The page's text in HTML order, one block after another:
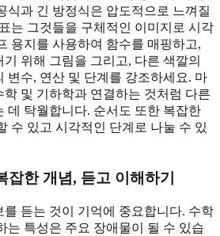
식과 긴 방정식은 압도적으로 느껴질
는 그것들을 구체적인 이미지로 시각
용지를 사용하여 함수를 매핑하고,
위해 그림을 그리고, 다른 색깔의
변수, 연산 및 단계를 강조하세요. 마
및 기하학과 연결하는 것처럼 다른
데 탁월합니다. 순서도 또한 복잡한
수 있고 시각적인 단계로 나눌 수 있
잡한 개념, 듣고 이해하기
듣는 것이 기억에 중요합니다. 수학
는 특성은 주요 장애물이 될 수 있습